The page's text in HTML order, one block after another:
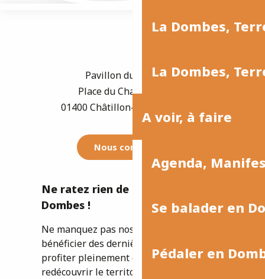
La Dombes,
La Dombes,
A voir, à faire
Agenda,
Se balader en
Pédaler en
Pavillon du Tourisme
Place du Champ de Foire
01400 Châtillon-sur-Chalaronne
Nous contacter
Ne ratez rien de l'actualité de la
Dombes !
Ne manquez pas nos newsletters pour
bénéficier des dernières informations et
profiter pleinement de votre séjour ou
redécouvrir le territoire.